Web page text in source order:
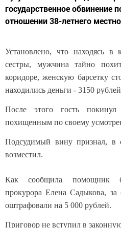
государственное обвинение
отношении 38-летнего
Установлено, что находясь в
сестры, мужчина тайно
коридоре, женскую барсетку
находились деньги - 3150
После этого гость покинул
похищенным по своему
Подсудимый вину признал, в
возместил.
Как сообщила помощник
прокурора Елена Садыкова,
оштрафовали на 5 000 рублей.
Приговор не вступил в